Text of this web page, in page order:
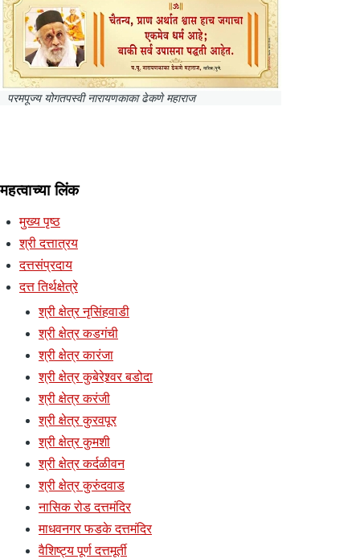
परमपूज्य योगतपस्वी नारायणकाका ढेकणे महाराज
महत्वाच्या लिंक
मुख्य पृष्ठ
श्री दत्तात्रय
दत्तसंप्रदाय
दत्त तिर्थक्षेत्रे
श्री क्षेत्र नृसिंहवाडी
श्री क्षेत्र कडगंची
श्री क्षेत्र कारंजा
श्री क्षेत्र कुबेरेश्र्वर बडोदा
श्री क्षेत्र करंजी
श्री क्षेत्र कुरवपूर
श्री क्षेत्र कुमशी
श्री क्षेत्र कर्दळीवन
श्री क्षेत्र कुरुंदवाड
नासिक रोड दत्तमंदिर
माधवनगर फडके दत्तमंदिर
वैशिष्ट्य पूर्ण दत्तमूर्ती